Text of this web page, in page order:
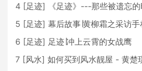
4 [足迹]
《足迹》---那些被遗忘
5 [足迹] 幕后故事∣黄柳霜之采访手
6 [足迹] 足迹∣冲上云霄的女战鹰
7 [风水] 如何买到风水靓屋 - 黄楚